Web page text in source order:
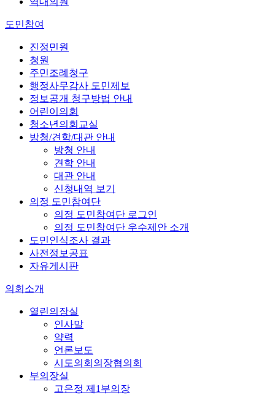
도민참여
진정민원
청원
주민조례청구
행정사무감사 도민제보
정보공개 청구방법 안내
어린이의회
청소년의회교실
방청/견학/대관 안내
방청 안내
견학 안내
대관 안내
신청내역 보기
의정 도민참여단
의정 도민참여단 로그인
의정 도민참여단 우수제안 소개
도민인식조사 결과
사전정보공표
자유게시판
의회소개
열린의장실
인사말
약력
언론보도
시도의회의장협의회
부의장실
고은정 제1부의장